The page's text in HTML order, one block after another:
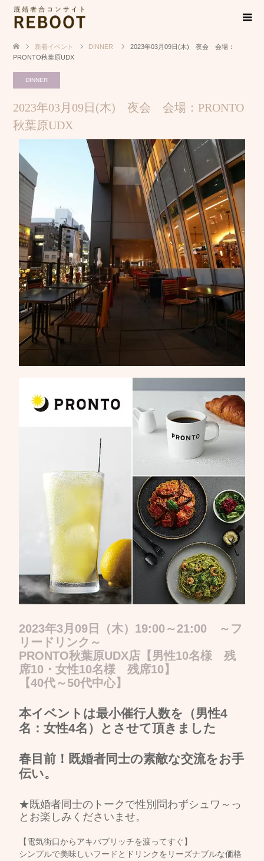
新着イベント DINNER
2023年03月09日(木) 夜会 会場：
PRONTO秋葉原UDX
DINNER
2023年03月09日(木) 夜会 会場：PRONTO
秋葉原UDX
2023年3月09日（木）19:00～21:00 ～フ
リードリンク～
PRONTO秋葉原UDX店【男性10名様 残
席10・女性10名様 残席10】
【40代～50代中心】
本イベントは最小催行人数を（男性4
名：女性4名）とさせて頂きました
春目前！既婚者同士の素敵な交流をお手
伝い。
★既婚者同士のトークで性別問わずシュワ～っ
とお楽しみくださいませ。
【電気街口からアキバブリッチを渡ってすぐ】
シンプルで美味しいフードとドリンクをリーズナブルな価格